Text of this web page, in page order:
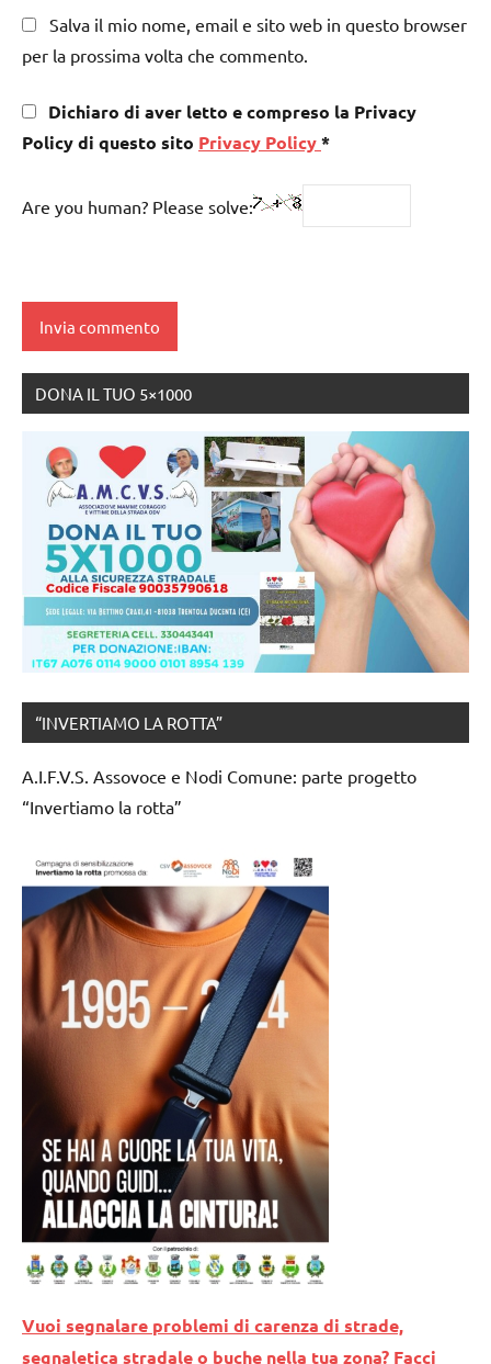
Salva il mio nome, email e sito web in questo browser
per la prossima volta che commento.
Dichiaro di aver letto e compreso la Privacy
Policy di questo sito Privacy Policy*
Are you human? Please solve:
DONA IL TUO 5×1000
“INVERTIAMO LA ROTTA”
A.I.F.V.S. Assovoce e Nodi Comune: parte progetto
“Invertiamo la rotta”
Vuoi segnalare problemi di carenza di strade,
segnaletica stradale o buche nella tua zona? Facci